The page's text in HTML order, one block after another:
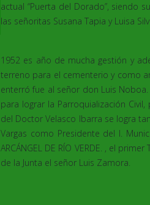
actual “Puerta del Dorado”, siendo
las señoritas Susana Tapia y Luisa
1952 es año de mucha gestión y
terreno para el cementerio y como
enterró fue al señor don Luis
para lograr la Parroquialización
del Doctor Velasco Ibarra se logra
Vargas como Presidente del I.
ARCÁNGEL DE RÍO VERDE. , el
de la Junta el señor Luis Zamora.